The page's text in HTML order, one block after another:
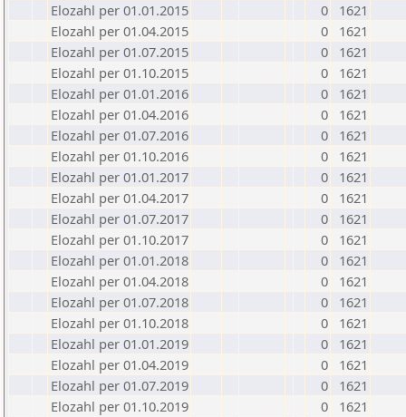
Elozahl per 01.01.2015
0
1621
Elozahl per 01.04.2015
0
1621
Elozahl per 01.07.2015
0
1621
Elozahl per 01.10.2015
0
1621
Elozahl per 01.01.2016
0
1621
Elozahl per 01.04.2016
0
1621
Elozahl per 01.07.2016
0
1621
Elozahl per 01.10.2016
0
1621
Elozahl per 01.01.2017
0
1621
Elozahl per 01.04.2017
0
1621
Elozahl per 01.07.2017
0
1621
Elozahl per 01.10.2017
0
1621
Elozahl per 01.01.2018
0
1621
Elozahl per 01.04.2018
0
1621
Elozahl per 01.07.2018
0
1621
Elozahl per 01.10.2018
0
1621
Elozahl per 01.01.2019
0
1621
Elozahl per 01.04.2019
0
1621
Elozahl per 01.07.2019
0
1621
Elozahl per 01.10.2019
0
1621